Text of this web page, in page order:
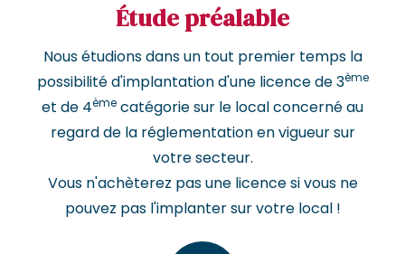
Étude préalable
Nous étudions dans un tout premier temps la
possibilité d'implantation d'une licence de 3ème
et de 4ème catégorie sur le local concerné au
regard de la réglementation en vigueur sur
votre secteur.
Vous n'achèterez pas une licence si vous ne
pouvez pas l'implanter sur votre local !